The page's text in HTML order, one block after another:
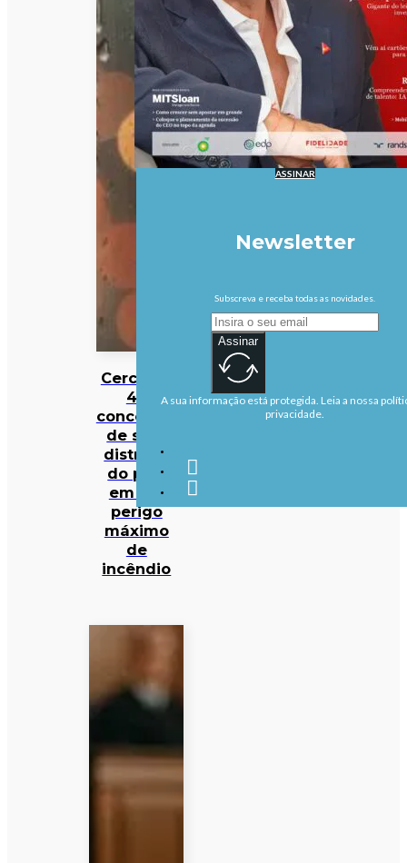
Cerca de
40
concelhos
de sete
distritos
do país
em em
perigo
máximo
de
incêndio
ASSINAR
Newsletter
Subscreva e receba todas as novidades.
Assinar
A sua informação está protegida. Leia a nossa
privacidade.